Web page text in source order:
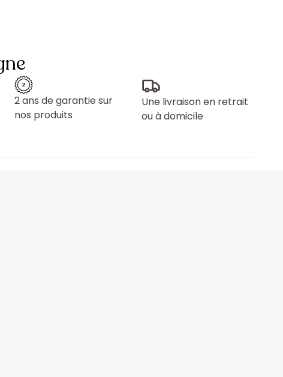
2 ans de garantie sur
nos produits
Une livraison en retrait
ou à domicile